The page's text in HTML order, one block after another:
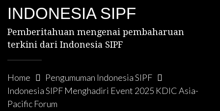
INDONESIA SIPF
Pemberitahuan mengenai pembaharuan
terkini dari Indonesia SIPF
Home
Pengumuman Indonesia SIPF
Indonesia SIPF Menghadiri Event 2025 KDIC Asia-
Pacific Forum